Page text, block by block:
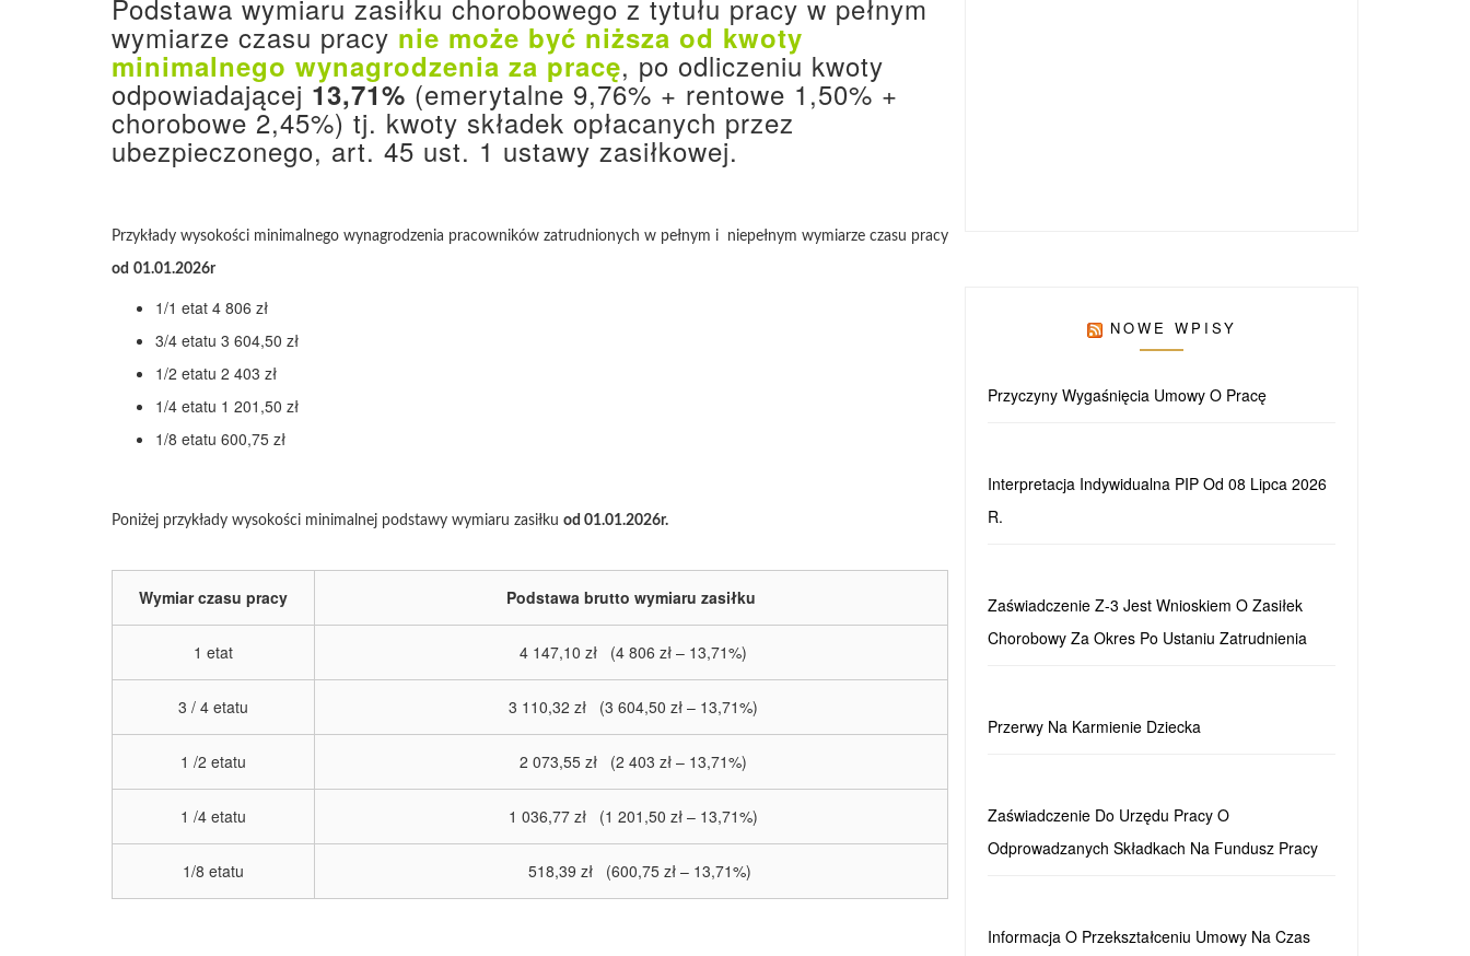
Podstawa wymiaru zasiłku chorobowego z tytułu pracy w pełnym
wymiarze czasu pracy nie może być niższa od kwoty
minimalnego wynagrodzenia za pracę, po odliczeniu kwoty
odpowiadającej 13,71% (emerytalne 9,76% + rentowe 1,50% +
chorobowe 2,45%) tj. kwoty składek opłacanych przez
ubezpieczonego, art. 45 ust. 1 ustawy zasiłkowej.
Przykłady wysokości minimalnego wynagrodzenia pracowników zatrudnionych w pełnym i niepełnym wymiarze czasu pracy
od 01.01.2026r
1/1 etat 4 806 zł
3/4 etatu 3 604,50 zł
1/2 etatu 2 403 zł
1/4 etatu 1 201,50 zł
1/8 etatu 600,75 zł
Poniżej przykłady wysokości minimalnej podstawy wymiaru zasiłku od 01.01.2026r.
Wymiar czasu pracy Podstawa brutto wymiaru zasiłku
1 etat 4 147,10 zł (4 806 zł – 13,71%)
3 / 4 etatu 3 110,32 zł (3 604,50 zł – 13,71%)
1 /2 etatu 2 073,55 zł (2 403 zł – 13,71%)
1 /4 etatu 1 036,77 zł (1 201,50 zł – 13,71%)
1/8 etatu 518,39 zł (600,75 zł – 13,71%)
NOWE WPISY
Przyczyny Wygaśnięcia Umowy O Pracę
Interpretacja Indywidualna PIP Od 08 Lipca 2026
R.
Zaświadczenie Z-3 Jest Wnioskiem O Zasiłek
Chorobowy Za Okres Po Ustaniu Zatrudnienia
Przerwy Na Karmienie Dziecka
Zaświadczenie Do Urzędu Pracy O
Odprowadzanych Składkach Na Fundusz Pracy
Informacja O Przekształceniu Umowy Na Czas